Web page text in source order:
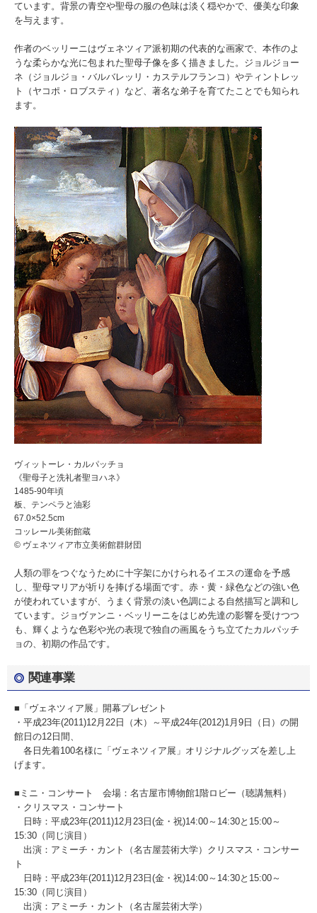
ています。背景の青空や聖母の服の色味は淡く穏やかで、優美な印象
を与えます。
作者のベッリーニはヴェネツィア派初期の代表的な画家で、本作のよ
うな柔らかな光に包まれた聖母子像を多く描きました。ジョルジョー
ネ（ジョルジョ・バルバレッリ・カステルフランコ）やティントレッ
ト（ヤコポ・ロブスティ）など、著名な弟子を育てたことでも知られ
ます。
ヴィットーレ・カルパッチョ
《聖母子と洗礼者聖ヨハネ》
1485-90年頃
板、テンペラと油彩
67.0×52.5cm
コッレール美術館蔵
© ヴェネツィア市立美術館群財団
人類の罪をつぐなうために十字架にかけられるイエスの運命を予感
し、聖母マリアが祈りを捧げる場面です。赤・黄・緑色などの強い色
が使われていますが、うまく背景の淡い色調による自然描写と調和し
ています。ジョヴァンニ・ベッリーニをはじめ先達の影響を受けつつ
も、輝くような色彩や光の表現で独自の画風をうち立てたカルパッチ
ョの、初期の作品です。
関連事業
■「ヴェネツィア展」開幕プレゼント
・平成23年(2011)12月22日（木）～平成24年(2012)1月9日（日）の開
館日の12日間、
各日先着100名様に「ヴェネツィア展」オリジナルグッズを差し上
げます。
■ミニ・コンサート 会場：名古屋市博物館1階ロビー（聴講無料）
・クリスマス・コンサート
日時：平成23年(2011)12月23日(金・祝)14:00～14:30と15:00～
15:30（同じ演目）
出演：アミーチ・カント（名古屋芸術大学）クリスマス・コンサー
ト
日時：平成23年(2011)12月23日(金・祝)14:00～14:30と15:00～
15:30（同じ演目）
出演：アミーチ・カント（名古屋芸術大学）